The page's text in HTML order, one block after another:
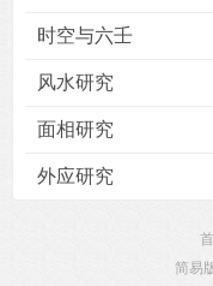
时空与六壬
风水研究
面相研究
外应研究
简易